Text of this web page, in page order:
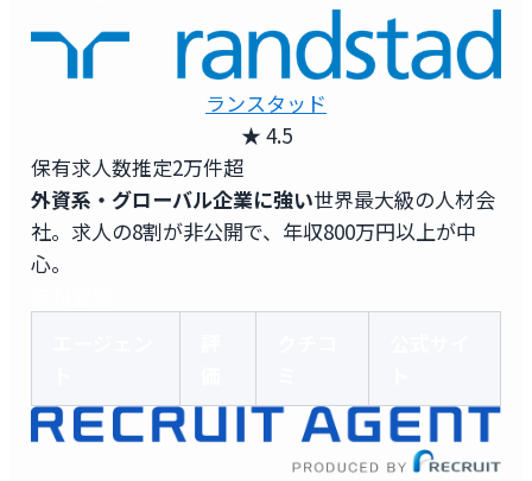
ランスタッド
★ 4.5
保有求人数推定2万件超
外資系・グローバル企業に強い世界最大級の人材会
社。求人の8割が非公開で、年収800万円以上が中
心。